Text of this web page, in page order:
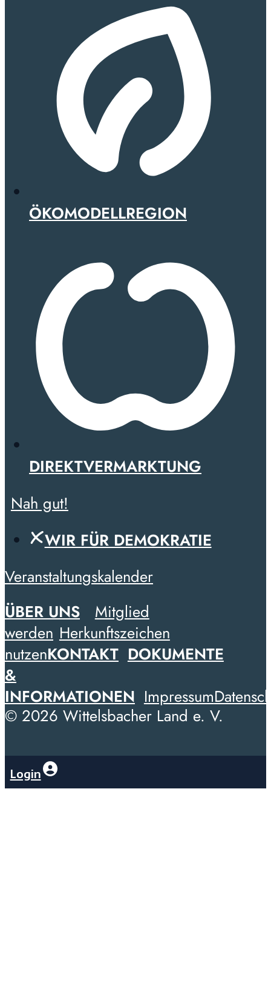
ÖKOMODELLREGION
DIREKTVERMARKTUNG
Nah gut!
WIR FÜR DEMOKRATIE
Veranstaltungskalender
ÜBER UNS
Mitglied
werden Herkunftszeichen
nutzenKONTAKT DOKUMENTE
&
INFORMATIONEN Impressum
© 2026 Wittelsbacher Land e. V.
Login